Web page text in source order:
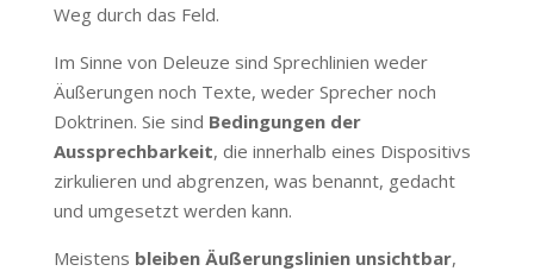
Weg durch das Feld.
Im Sinne von Deleuze sind Sprechlinien weder
Äußerungen noch Texte, weder Sprecher noch
Doktrinen. Sie sind Bedingungen der
Aussprechbarkeit, die innerhalb eines Dispositivs
zirkulieren und abgrenzen, was benannt, gedacht
und umgesetzt werden kann.
Meistens bleiben Äußerungslinien unsichtbar,